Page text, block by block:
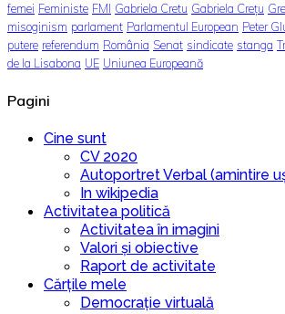
femei Feministe FMI Gabriela Cretu Gabriela Crețu
misoginism parlament Parlamentul European Peter
putere referendum România Senat sindicate stanga
de la Lisabona UE Uniunea Europeană
Pagini
Cine sunt
CV 2020
Autoportret Verbal (amintire
In wikipedia
Activitatea politică
Activitatea în imagini
Valori și obiective
Raport de activitate
Cărțile mele
Democrație virtuală